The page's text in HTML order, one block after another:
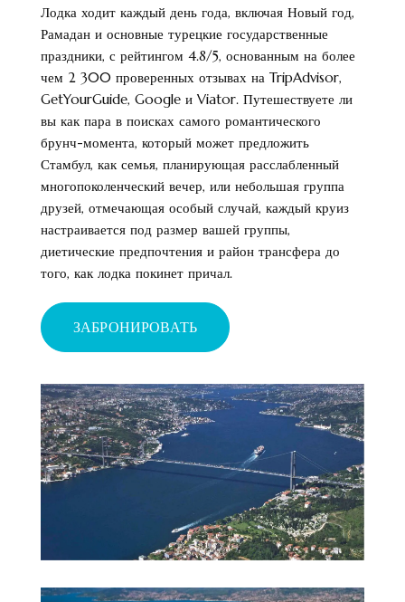
Лодка ходит каждый день года, включая Новый год,
Рамадан и основные турецкие государственные
праздники, с рейтингом 4.8/5, основанным на более
чем 2 300 проверенных отзывах на TripAdvisor,
GetYourGuide, Google и Viator. Путешествуете ли
вы как пара в поисках самого романтического
брунч-момента, который может предложить
Стамбул, как семья, планирующая расслабленный
многопоколенческий вечер, или небольшая группа
друзей, отмечающая особый случай, каждый круиз
настраивается под размер вашей группы,
диетические предпочтения и район трансфера до
того, как лодка покинет причал.
ЗАБРОНИРОВАТЬ